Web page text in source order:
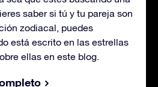
saber si tú y tu pareja son
zodiacal, puedes
está escrito en las estrellas
ellas en este blog.